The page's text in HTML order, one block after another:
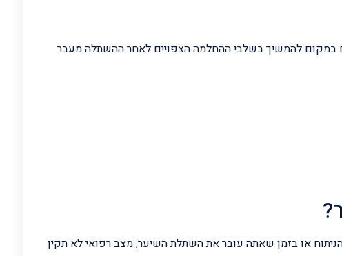
במקום להמשיך בשלבי ההחלמה הצפויים לאחר ההשתלה מעבר
או בזמן שאתה עובר את השתלת השיער, מצב רפואי לא תקין